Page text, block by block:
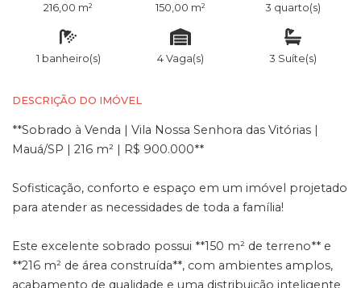
216,00 m² 150,00 m² 3 quarto(s)
1 banheiro(s) 4 Vaga(s) 3 Suíte(s)
DESCRIÇÃO DO IMÓVEL
**Sobrado à Venda | Vila Nossa Senhora das Vitórias |
Mauá/SP | 216 m² | R$ 900.000**
Sofisticação, conforto e espaço em um imóvel projetado
para atender as necessidades de toda a família!
Este excelente sobrado possui **150 m² de terreno** e
**216 m² de área construída**, com ambientes amplos,
acabamento de qualidade e uma distribuição inteligente